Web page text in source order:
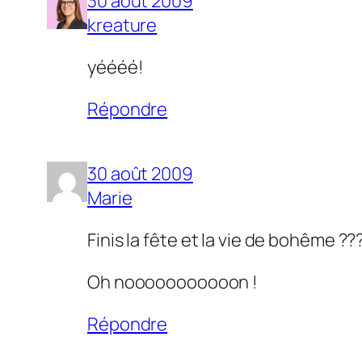
kreature
yéééé!
Répondre
30 août 2009
Marie
Finis la fête et la vie de bohême
Oh nooooooooooon !
Répondre